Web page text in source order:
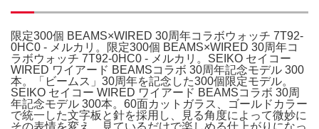
限定300個 BEAMS×WIRED 30周年コラボウォッチ 7T92-
0HC0 - メルカリ。限定300個 BEAMS×WIRED 30周年コ
ラボウォッチ 7T92-0HC0 - メルカリ。SEIKO セイコー
WIRED ワイアード BEAMSコラボ 30周年記念モデル 300
本。「ビームス」30周年を記念した300個限定モデル。
SEIKO セイコー WIRED ワイアード BEAMSコラボ 30周
年記念モデル 300本。60面カットガラス、ゴールドカラー
で統一した文字板と針を採用し、見る角度によって微妙に
その表情を変え、見ているだけで楽しめる仕上がりになっ